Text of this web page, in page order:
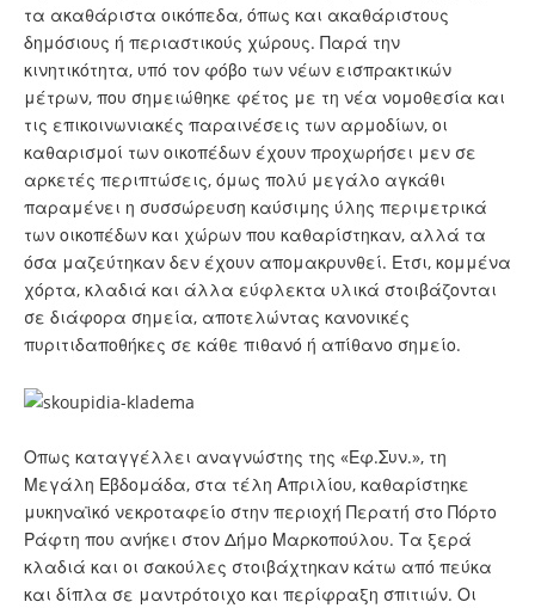
τα ακαθάριστα οικόπεδα, όπως και ακαθάριστους
δημόσιους ή περιαστικούς χώρους. Παρά την
κινητικότητα, υπό τον φόβο των νέων εισπρακτικών
μέτρων, που σημειώθηκε φέτος με τη νέα νομοθεσία και
τις επικοινωνιακές παραινέσεις των αρμοδίων, οι
καθαρισμοί των οικοπέδων έχουν προχωρήσει μεν σε
αρκετές περιπτώσεις, όμως πολύ μεγάλο αγκάθι
παραμένει η συσσώρευση καύσιμης ύλης περιμετρικά
των οικοπέδων και χώρων που καθαρίστηκαν, αλλά τα
όσα μαζεύτηκαν δεν έχουν απομακρυνθεί. Ετσι, κομμένα
χόρτα, κλαδιά και άλλα εύφλεκτα υλικά στοιβάζονται
σε διάφορα σημεία, αποτελώντας κανονικές
πυριτιδαποθήκες σε κάθε πιθανό ή απίθανο σημείο.
Οπως καταγγέλλει αναγνώστης της «Εφ.Συν.», τη
Μεγάλη Εβδομάδα, στα τέλη Απριλίου, καθαρίστηκε
μυκηναϊκό νεκροταφείο στην περιοχή Περατή στο Πόρτο
Ράφτη που ανήκει στον Δήμο Μαρκοπούλου. Τα ξερά
κλαδιά και οι σακούλες στοιβάχτηκαν κάτω από πεύκα
και δίπλα σε μαντρότοιχο και περίφραξη σπιτιών. Οι